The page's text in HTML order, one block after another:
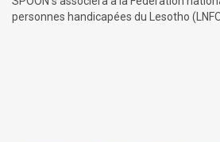
personnes handicapées du Lesotho